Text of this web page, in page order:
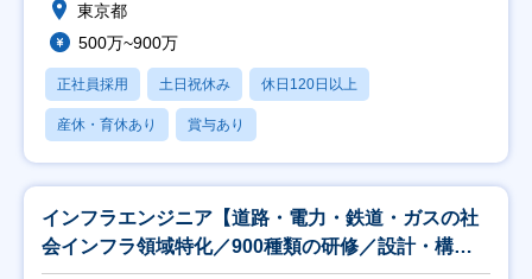
東京都
500万~900万
正社員採用 土日祝休み 休日120日以上
産休・育休あり 賞与あり
インフラエンジニア【道路・電力・鉄道・ガスの社
会インフラ領域特化／900種類の研修／設計・構築
案件】